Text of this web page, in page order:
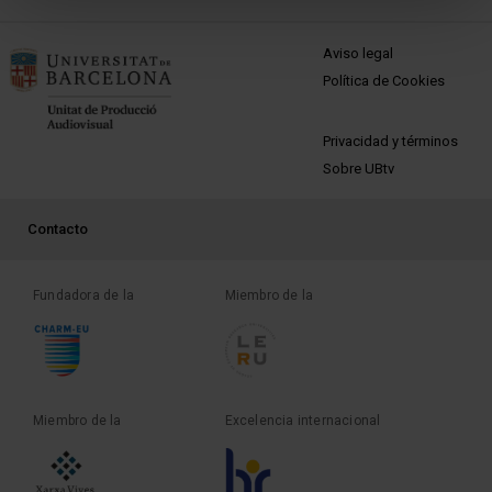
MENÚ PEU 1
Aviso legal
Política de Cookies
PEU 2
Privacidad y términos
Sobre UBtv
PEU 3
Contacto
Fundadora de la Miembro de la
Miembro de la Excelencia internacional